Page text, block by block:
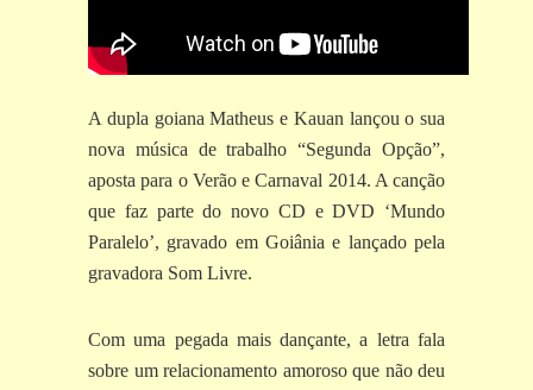
A dupla goiana Matheus e Kauan lançou o sua
nova música de trabalho “Segunda Opção”,
aposta para o Verão e Carnaval 2014. A canção
que faz parte do novo CD e DVD ‘Mundo
Paralelo’, gravado em Goiânia e lançado pela
gravadora Som Livre.
Com uma pegada mais dançante, a letra fala
sobre um relacionamento amoroso que não deu